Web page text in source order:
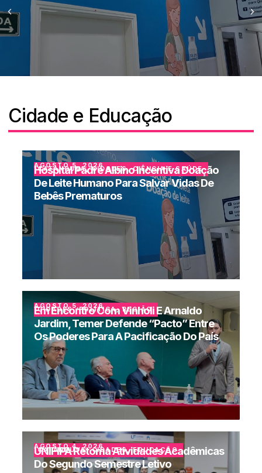
Cidade e Educação
CATANDUVA,CIDADES,CIÊNCIA E SAÚDE
AGOSTO 5, 2026
Hospital Padre Albino Incentiva Doação
De Leite Humano Para Salvar Vidas De
Bebês Prematuros
CIDADES,POLÍTICA,REGIÃO
AGOSTO 5, 2026
Em Encontro Com Vinholi E Arnaldo
Jardim, Temer Defende “pacto” Entre
Os Poderes Para A Pacificação Do País
CATANDUVA,CIDADES,EDUCAÇÃO
AGOSTO 4, 2026
UNIFIPA Retoma Atividades Acadêmicas
Do Segundo Semestre Letivo